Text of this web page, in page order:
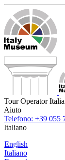
Tour Operator
Aiuto
Telefono: +39 055
Italiano
English
Italiano